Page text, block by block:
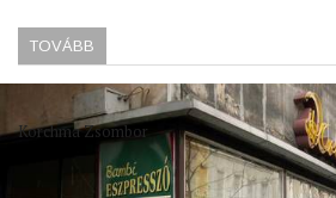
TOVÁBB
HÍDI
ÉPÍTKEZÉSEK)
Korchma Zsombor